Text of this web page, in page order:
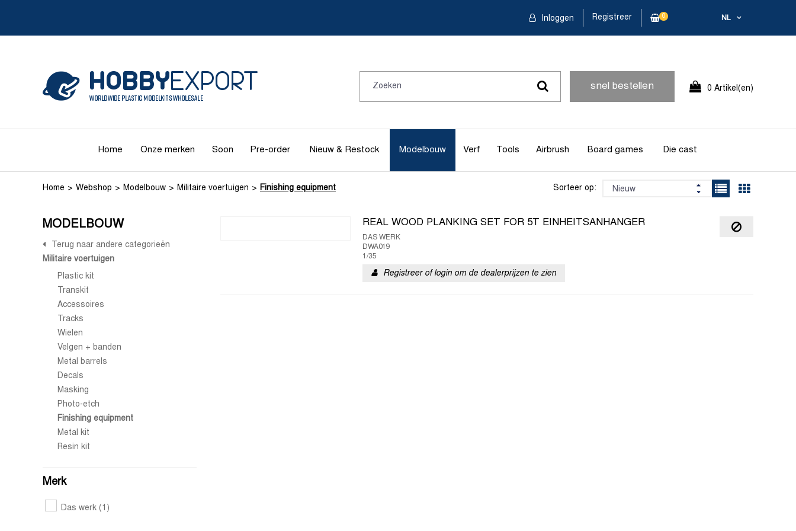
NL
Inloggen Registreer 0
snel bestellen 0 Artikel(en)
Home Onze merken Soon Pre-order Nieuw & Restock Modelbouw Verf Tools Airbrush Board games Die cast
Home Webshop Modelbouw Militaire voertuigen Finishing equipment Sorteer op:
MODELBOUW
Terug naar andere categorieën
Militaire voertuigen
Plastic kit
Transkit
Accessoires
Tracks
Wielen
Velgen + banden
Metal barrels
Decals
Masking
Photo-etch
Finishing equipment
Metal kit
Resin kit
Merk
Das werk (1)
REAL WOOD PLANKING SET FOR 5T EINHEITSANHANGER
DAS WERK
DWA019
1/35
Registreer of login om de dealerprijzen te zien